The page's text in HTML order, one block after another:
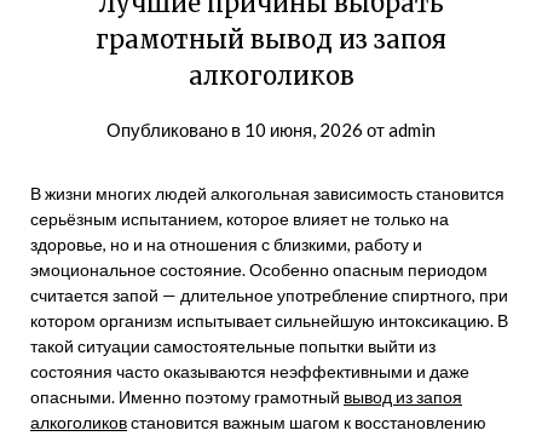
грамотный вывод из запоя
алкоголиков
Опубликовано в 10 июня, 2026 отadmin
В жизни многих людей алкогольная зависимость становится
серьёзным испытанием, которое влияет не только на
здоровье, но и на отношения с близкими, работу и
эмоциональное состояние. Особенно опасным периодом
считается запой — длительное употребление спиртного, при
котором организм испытывает сильнейшую интоксикацию. В
такой ситуации самостоятельные попытки выйти из
состояния часто оказываются неэффективными и даже
опасными. Именно поэтому грамотный вывод из запоя
алкоголиковстановится важным шагом к восстановлению